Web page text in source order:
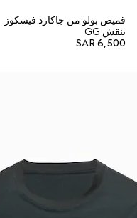
قميص بولو من جاكارد فيسكوز
بنقش GG
SAR 6,500